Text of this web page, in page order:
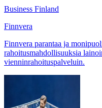
Business Finland
Finnvera
Finnvera parantaa ja
rahoitusmahdollisuuksia
vienninrahoituspalveluin.